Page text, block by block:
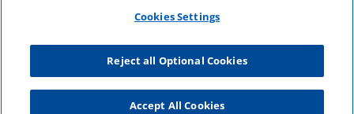
Cookies Settings
Reject all Optional Cookies
Accept All Cookies